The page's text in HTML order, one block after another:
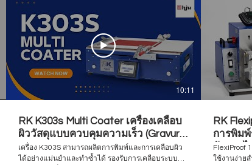
10:11
RK K303s Multi Coater เครื่องเคลือบ
ผิววัสดุแบบควบคุมความเร็ว (Gravure
/ Flexo / Bar Coater)
เครื่อง K303S สามารถผลิตการพิมพ์และการเคลือบผิว
ได้อย่างแม่นยำและทำซ้ำได้ รองรับการเคลือบระบบ
RK
การพิม
อัลตราไ
FlexiProof
ใช้งานง่าย